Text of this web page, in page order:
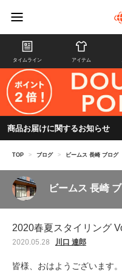
タイムライン アイテム
商品お届けに関するお知らせ
TOP > ブログ > ビームス 長崎 ブログ
ビームス 長崎
2020春夏スタイリング
2020.05.28 川口 達郎
皆様、おはようございます。